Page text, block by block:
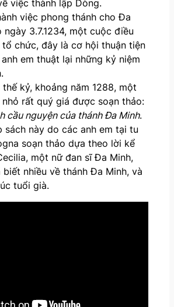
việc thành lập Dòng.
việc phong thánh cho Đa
ngày 3.7.1234, một cuộc điều
chức, đây là cơ hội thuận tiện
em thuật lại những kỷ niệm
kỷ, khoảng năm 1288, một
rất quý giá được soạn thảo:
cầu nguyện của thánh Đa Minh.
sách này do các anh em tại tu
soạn thảo dựa theo lời kể
một nữ đan sĩ Đa Minh,
biết nhiều về thánh Đa Minh, và
tuổi già.